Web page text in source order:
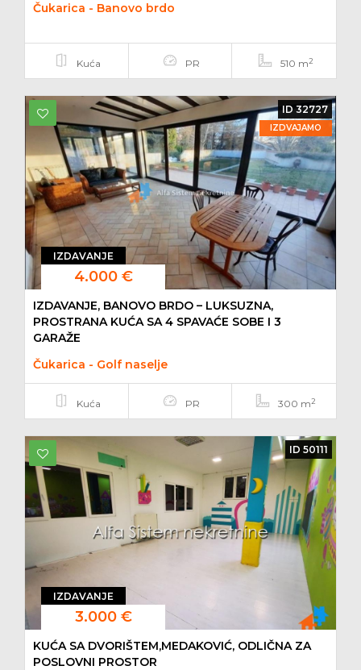
Čukarica - Banovo brdo
Kuća PR 510 m2
IZDAVANJE
4.000 €
ID 32727
IZDVAJAMO
IZDAVANJE, BANOVO BRDO – LUKSUZNA,
PROSTRANA KUĆA SA 4 SPAVAĆE SOBE I 3
GARAŽE
Čukarica - Golf naselje
Kuća PR 300 m2
IZDAVANJE
3.000 €
ID 50111
KUĆA SA DVORIŠTEM,MEDAKOVIĆ, ODLIČNA ZA
POSLOVNI PROSTOR